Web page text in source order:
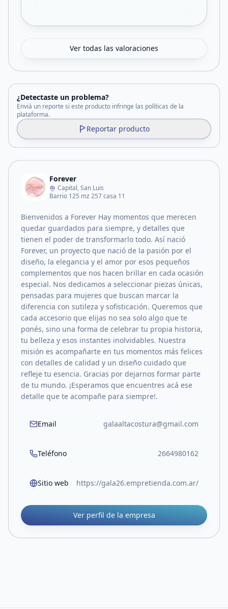
Ver todas las valoraciones
¿Detectaste un problema?
Enviá un reporte si este producto infringe las políticas de la
plataforma.
Reportar producto
Forever
Capital, San Luis
Barrio 125 mz 257 casa 11
Bienvenidos a Forever Hay momentos que merecen
quedar guardados para siempre, y detalles que
tienen el poder de transformarlo todo. Así nació
Forever, un proyecto que nació de la pasión por el
diseño, la elegancia y el amor por esos pequeños
complementos que nos hacen brillar en cada ocasión
especial. Nos dedicamos a seleccionar piezas únicas,
pensadas para mujeres que buscan marcar la
diferencia con sutileza y sofisticación. Queremos que
cada accesorio que elijas no sea solo algo que te
ponés, sino una forma de celebrar tu propia historia,
tu belleza y esos instantes inolvidables. Nuestra
misión es acompañarte en tus momentos más felices
con detalles de calidad y un diseño cuidado que
refleje tu esencia. Gracias por dejarnos formar parte
de tu mundo. ¡Esperamos que encuentres acá ese
detalle que te acompañe para siempre!.
Email galaaltacostura@gmail.com
Teléfono 2664980162
Sitio web https://gala26.empretienda.com.ar/
Ver perfil de la empresa